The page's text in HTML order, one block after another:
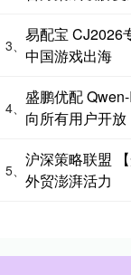
3、
易配宝 CJ2026
中国游戏出海
4、
盛鹏优配
向所有用户开放
5、
沪深策略联盟
外贸澎湃活力